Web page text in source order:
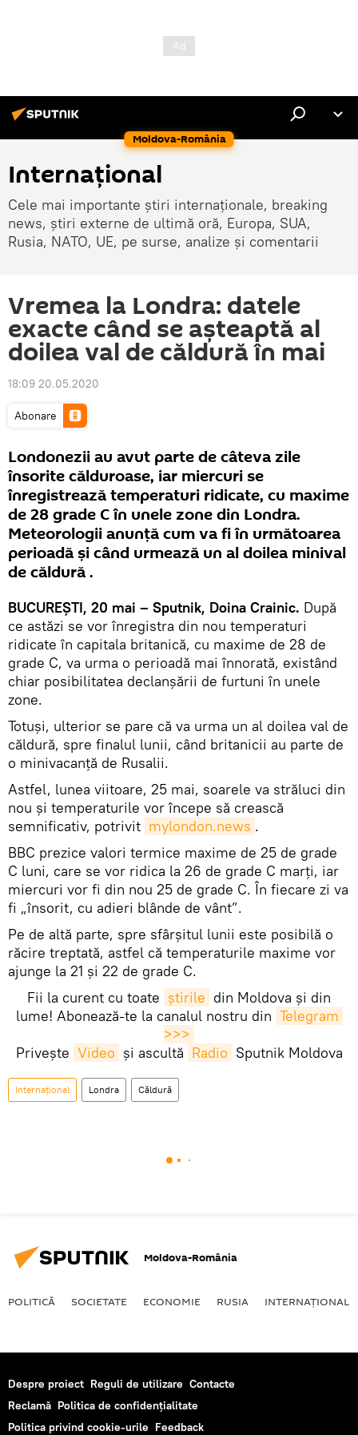
Moldova-România
Internaţional
Cele mai importante știri internaționale, breaking
news, știri externe de ultimă oră, Europa, SUA,
Rusia, NATO, UE, pe surse, analize și comentarii
Vremea la Londra: datele
exacte când se aşteaptă al
doilea val de căldură în mai
18:09 20.05.2020
Abonare
Londonezii au avut parte de câteva zile
însorite călduroase, iar miercuri se
înregistrează temperaturi ridicate, cu maxime
de 28 grade C în unele zone din Londra.
Meteorologii anunţă cum va fi în următoarea
perioadă şi când urmează un al doilea minival
de căldură .
BUCUREŞTI, 20 mai – Sputnik, Doina Crainic. După
ce astăzi se vor înregistra din nou temperaturi
ridicate în capitala britanică, cu maxime de 28 de
grade C, va urma o perioadă mai înnorată, existând
chiar posibilitatea declanşării de furtuni în unele
zone.
Totuşi, ulterior se pare că va urma un al doilea val de
căldură, spre finalul lunii, când britanicii au parte de
o minivacanţă de Rusalii.
Astfel, lunea viitoare, 25 mai, soarele va străluci din
nou și temperaturile vor începe să crească
semnificativ, potrivit mylondon.news .
BBC prezice valori termice maxime de 25 de grade
C luni, care se vor ridica la 26 de grade C marți, iar
miercuri vor fi din nou 25 de grade C. În fiecare zi va
fi „însorit, cu adieri blânde de vânt”.
Pe de altă parte, spre sfârşitul lunii este posibilă o
răcire treptată, astfel că temperaturile maxime vor
ajunge la 21 și 22 de grade C.
Fii la curent cu toate știrile din Moldova și din
lume! Abonează-te la canalul nostru din Telegram
>>>
Privește Video și ascultă Radio Sputnik Moldova
Internaţional Londra Căldură
Moldova-România
POLITICĂ SOCIETATE ECONOMIE RUSIA INTERNAŢIONAL
Despre proiect Reguli de utilizare Contacte
Reclamă Politica de confidențialitate
Politica privind cookie-urile Feedback